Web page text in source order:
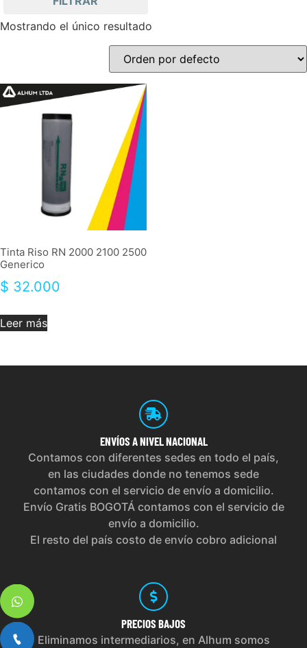
Mostrando el único resultado
Tinta Riso RN 2000 2100 2500
Generico
$ 32.000
Leer más
ENVÍOS A NIVEL NACIONAL
Contamos con diferentes sedes en todo el país,
en las ciudades donde no tenemos sede
contamos con el servicio de envío a domicilio.
Envío Gratis BOGOTÁ contamos con el servicio de
envío a domicilio.
El resto del país costo de envío cobro adicional
PRECIOS BAJOS
Eliminamos intermediarios, en Alhum somos